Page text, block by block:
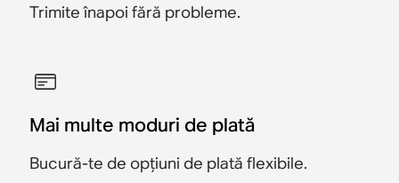
Trimite înapoi fără probleme.
Mai multe moduri de plată
Bucură-te de opțiuni de plată flexibile.